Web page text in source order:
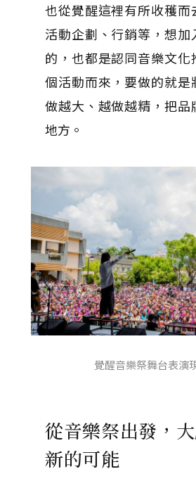
也從覺醒這裡有所收穫而
活動企劃、行銷等，想加
的，也都是認同音樂文化
個活動而來，要做的就是
做越大、越做越精，把品
地方。
覺醒音樂祭舞台表演
從音樂祭出發，
新的可能